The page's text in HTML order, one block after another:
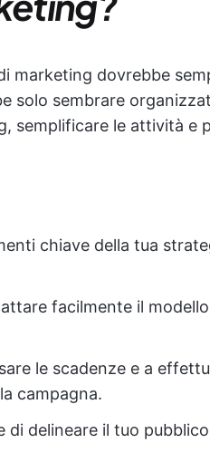
marketing dovrebbe
solo sembrare
semplificare le attività e
chiave della tua
facilmente il
le scadenze e a
campagna.
di delineare il tuo